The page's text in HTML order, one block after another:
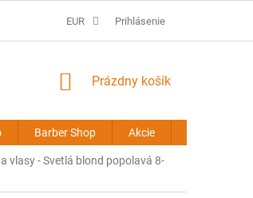
PREDLŽOVANIE VLASOV - OBCHODNÉ PODMIENKY
EUR Prihlásenie
NÁKUPNÝ
Prázdny košík
Barber Shop Akcie
vlasy - Svetlá blond popolavá 8-